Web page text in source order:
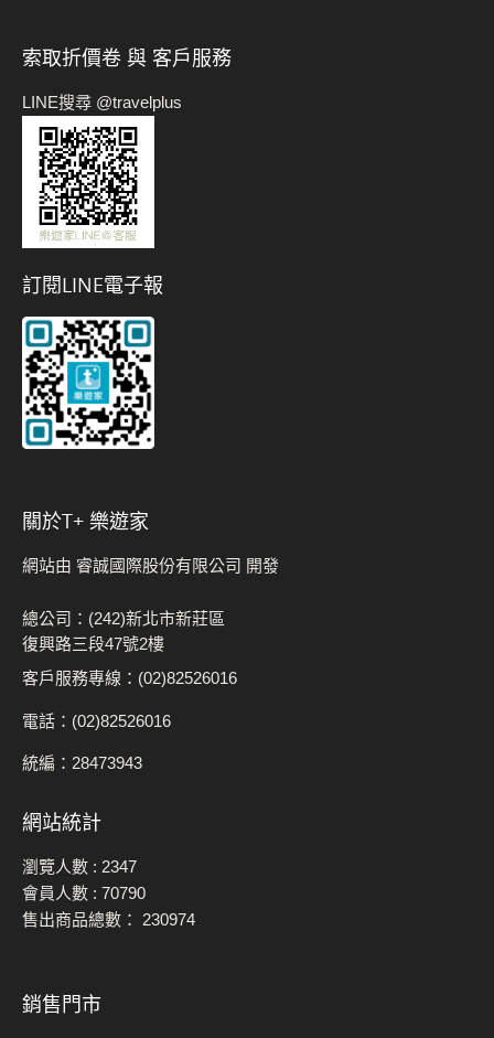
索取折價卷 與 客戶服務
LINE搜尋 @travelplus
訂閱LINE電子報
關於t+ 樂遊家
網站由 睿誠國際股份有限公司 開發
總公司：(242)新北市新莊區
復興路三段47號2樓
客戶服務專線：(02)82526016
電話：(02)82526016
統編：28473943
網站統計
瀏覽人數 : 2347
會員人數 : 70790
售出商品總數： 230974
銷售門市